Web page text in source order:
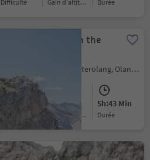
Difficulté Gain d'altitude durée
Fixed rope route on the
Valdaora di Mezzo/Mitterolang, Olang/Valdaora, Dolomites Region Kronplatz/Plan de Corones
1670 m
Gain d'altitude
5h:43 Min
durée
Pisciadù (Tridentina al